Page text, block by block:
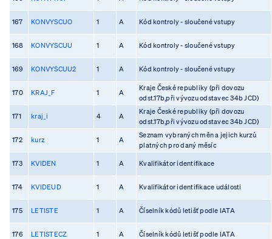
167 KONVYSCUO 1 A Kód kontroly - sloučené vstupy
168 KONVYSCUU 1 A Kód kontroly - sloučené vstupy
169 KONVYSCUU2 1 A Kód kontroly - sloučené vstupy
170 KRAJ_F 1 A
Kraje České republiky (při dovozu
odst.17b,při vývozu odstavec 34b JCD)
171 kraj_i 4 A
Kraje České republiky (při dovozu
odst.17b,při vývozu odstavec 34b JCD)
172 kurz 1 A
Seznam vybraných měn a jejich kurzů
platných pro daný měsíc
173 KVIDEN 1 A Kvalifikátor identifikace
174 KVIDEUD 1 A Kvalifikátor identifikace události
175 LETISTE 1 A Číselník kódů letišť podle IATA
176 LETISTECZ 1 A Číselník kódů letišť podle IATA